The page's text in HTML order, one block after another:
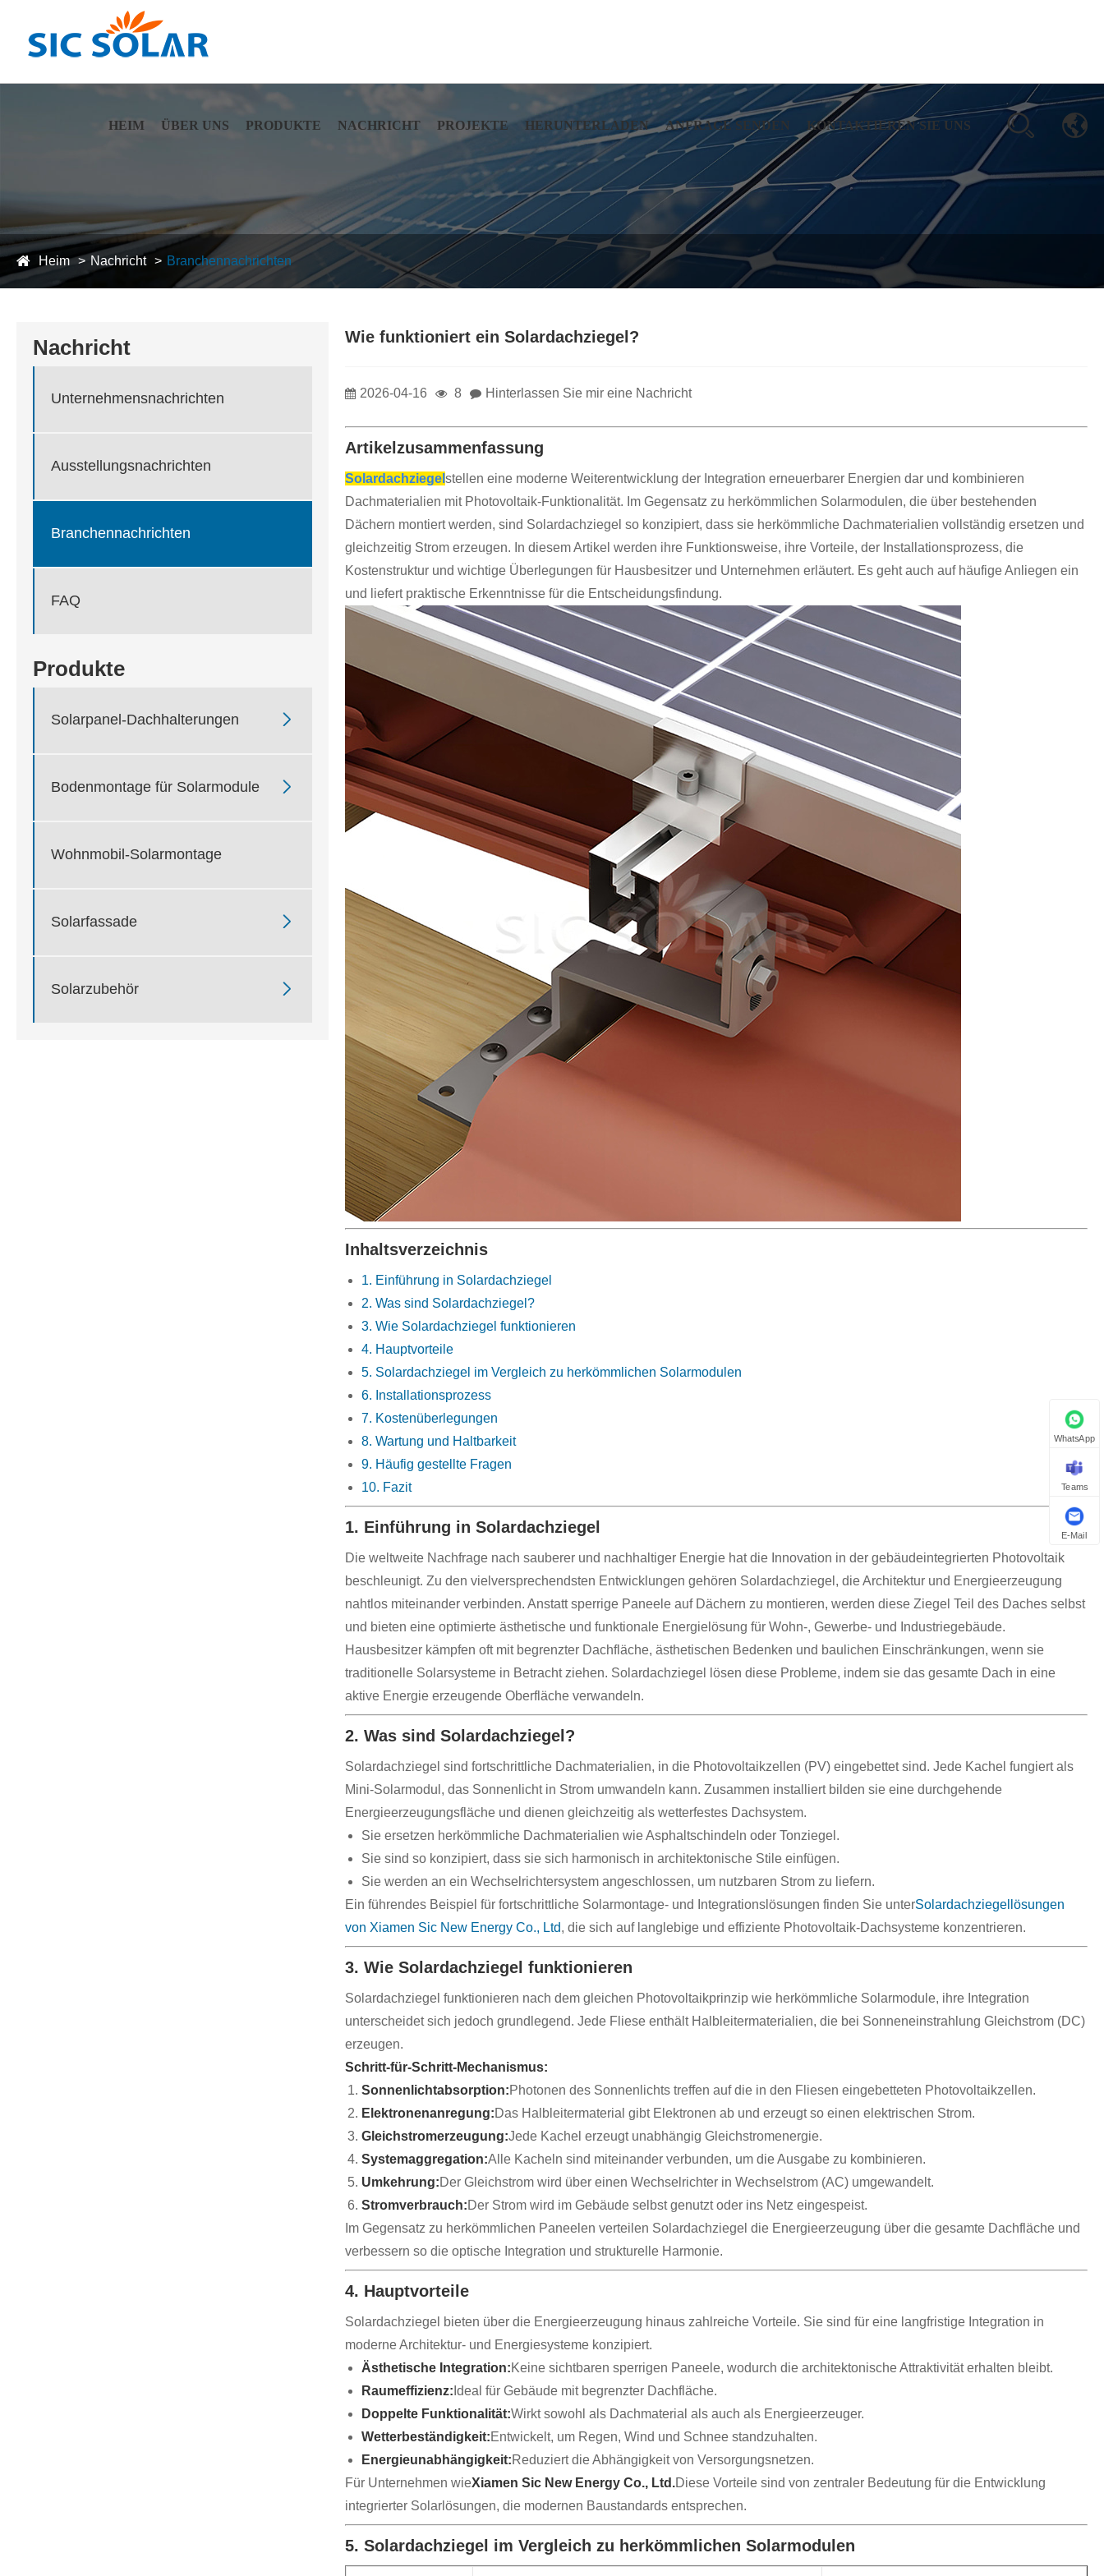
HEIM ÜBER UNS PRODUKTE NACHRICHT PROJEKTE HERUNTERLADEN ANFRAGE SENDEN KONTAKTIEREN SIE UNS
Heim Nachricht Branchennachrichten
Nachricht
Unternehmensnachrichten
Ausstellungsnachrichten
Branchennachrichten
FAQ
Produkte
Solarpanel-Dachhalterungen 
Bodenmontage für Solarmodule 
Wohnmobil-Solarmontage
Solarfassade 
Solarzubehör 
Wie funktioniert ein Solardachziegel?
2026-04-16 8 Hinterlassen Sie mir eine Nachricht
Artikelzusammenfassung
Solardachziegel stellen eine moderne Weiterentwicklung der Integration erneuerbarer Energien dar und kombinieren
Dachmaterialien mit Photovoltaik-Funktionalität. Im Gegensatz zu herkömmlichen Solarmodulen, die über bestehenden
Dächern montiert werden, sind Solardachziegel so konzipiert, dass sie herkömmliche Dachmaterialien vollständig ersetzen und
gleichzeitig Strom erzeugen. In diesem Artikel werden ihre Funktionsweise, ihre Vorteile, der Installationsprozess, die
Kostenstruktur und wichtige Überlegungen für Hausbesitzer und Unternehmen erläutert. Es geht auch auf häufige Anliegen ein
und liefert praktische Erkenntnisse für die Entscheidungsfindung.
Inhaltsverzeichnis
1. Einführung in Solardachziegel
2. Was sind Solardachziegel?
3. Wie Solardachziegel funktionieren
4. Hauptvorteile
5. Solardachziegel im Vergleich zu herkömmlichen Solarmodulen
6. Installationsprozess
7. Kostenüberlegungen
8. Wartung und Haltbarkeit
9. Häufig gestellte Fragen
10. Fazit
1. Einführung in Solardachziegel
Die weltweite Nachfrage nach sauberer und nachhaltiger Energie hat die Innovation in der gebäudeintegrierten Photovoltaik
beschleunigt. Zu den vielversprechendsten Entwicklungen gehören Solardachziegel, die Architektur und Energieerzeugung
nahtlos miteinander verbinden. Anstatt sperrige Paneele auf Dächern zu montieren, werden diese Ziegel Teil des Daches selbst
und bieten eine optimierte ästhetische und funktionale Energielösung für Wohn-, Gewerbe- und Industriegebäude.
Hausbesitzer kämpfen oft mit begrenzter Dachfläche, ästhetischen Bedenken und baulichen Einschränkungen, wenn sie
traditionelle Solarsysteme in Betracht ziehen. Solardachziegel lösen diese Probleme, indem sie das gesamte Dach in eine
aktive Energie erzeugende Oberfläche verwandeln.
2. Was sind Solardachziegel?
Solardachziegel sind fortschrittliche Dachmaterialien, in die Photovoltaikzellen (PV) eingebettet sind. Jede Kachel fungiert als
Mini-Solarmodul, das Sonnenlicht in Strom umwandeln kann. Zusammen installiert bilden sie eine durchgehende
Energieerzeugungsfläche und dienen gleichzeitig als wetterfestes Dachsystem.
Sie ersetzen herkömmliche Dachmaterialien wie Asphaltschindeln oder Tonziegel.
Sie sind so konzipiert, dass sie sich harmonisch in architektonische Stile einfügen.
Sie werden an ein Wechselrichtersystem angeschlossen, um nutzbaren Strom zu liefern.
Ein führendes Beispiel für fortschrittliche Solarmontage- und Integrationslösungen finden Sie unterSolardachziegellösungen
von Xiamen Sic New Energy Co., Ltd, die sich auf langlebige und effiziente Photovoltaik-Dachsysteme konzentrieren.
3. Wie Solardachziegel funktionieren
Solardachziegel funktionieren nach dem gleichen Photovoltaikprinzip wie herkömmliche Solarmodule, ihre Integration
unterscheidet sich jedoch grundlegend. Jede Fliese enthält Halbleitermaterialien, die bei Sonneneinstrahlung Gleichstrom (DC)
erzeugen.
Schritt-für-Schritt-Mechanismus:
Sonnenlichtabsorption:Photonen des Sonnenlichts treffen auf die in den Fliesen eingebetteten Photovoltaikzellen.
Elektronenanregung:Das Halbleitermaterial gibt Elektronen ab und erzeugt so einen elektrischen Strom.
Gleichstromerzeugung:Jede Kachel erzeugt unabhängig Gleichstromenergie.
Systemaggregation:Alle Kacheln sind miteinander verbunden, um die Ausgabe zu kombinieren.
Umkehrung:Der Gleichstrom wird über einen Wechselrichter in Wechselstrom (AC) umgewandelt.
Stromverbrauch:Der Strom wird im Gebäude selbst genutzt oder ins Netz eingespeist.
Im Gegensatz zu herkömmlichen Paneelen verteilen Solardachziegel die Energieerzeugung über die gesamte Dachfläche und
verbessern so die optische Integration und strukturelle Harmonie.
4. Hauptvorteile
Solardachziegel bieten über die Energieerzeugung hinaus zahlreiche Vorteile. Sie sind für eine langfristige Integration in
moderne Architektur- und Energiesysteme konzipiert.
Ästhetische Integration:Keine sichtbaren sperrigen Paneele, wodurch die architektonische Attraktivität erhalten bleibt.
Raumeffizienz: Ideal für Gebäude mit begrenzter Dachfläche.
Doppelte Funktionalität:Wirkt sowohl als Dachmaterial als auch als Energieerzeuger.
Wetterbeständigkeit:Entwickelt, um Regen, Wind und Schnee standzuhalten.
Energieunabhängigkeit:Reduziert die Abhängigkeit von Versorgungsnetzen.
Für Unternehmen wieXiamen Sic New Energy Co., Ltd.Diese Vorteile sind von zentraler Bedeutung für die Entwicklung
integrierter Solarlösungen, die modernen Baustandards entsprechen.
5. Solardachziegel im Vergleich zu herkömmlichen Solarmodulen
WhatsApp
Teams
E-Mail